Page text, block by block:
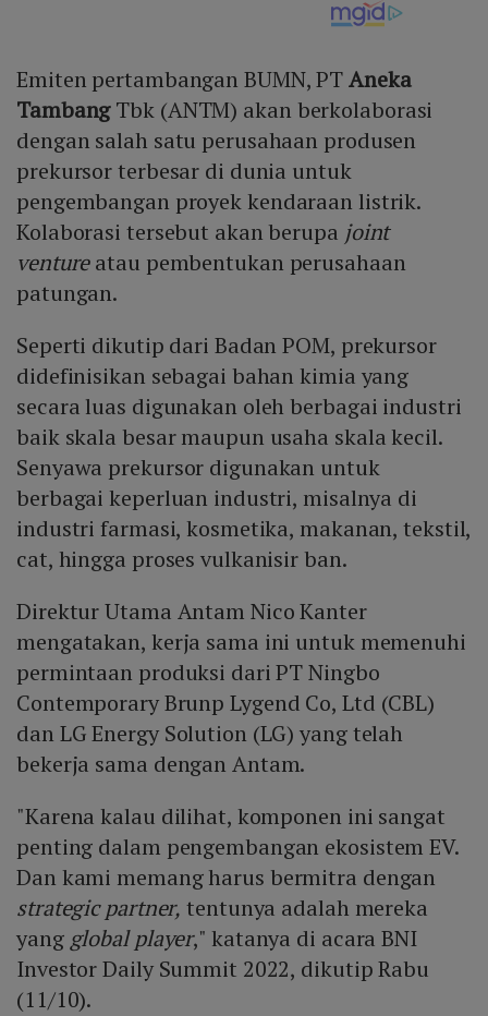
Emiten pertambangan BUMN, PTAneka
TambangTbk (ANTM) akan berkolaborasi
dengan salah satu perusahaan produsen
prekursor terbesar di dunia untuk
pengembangan proyek kendaraan listrik.
Kolaborasi tersebut akan berupa joint
ventureatau pembentukan perusahaan
patungan.
Seperti dikutip dari Badan POM, prekursor
didefinisikan sebagai bahan kimia yang
secara luas digunakan oleh berbagai industri
baik skala besar maupun usaha skala kecil.
Senyawa prekursor digunakan untuk
berbagai keperluan industri, misalnya di
industri farmasi, kosmetika, makanan, tekstil,
cat, hingga proses vulkanisir ban.
Direktur Utama Antam Nico Kanter
mengatakan, kerja sama ini untuk memenuhi
permintaan produksi dari PT Ningbo
Contemporary Brunp Lygend Co, Ltd (CBL)
dan LG Energy Solution (LG) yang telah
bekerja sama dengan Antam.
"Karena kalau dilihat, komponen ini sangat
penting dalam pengembangan ekosistem EV.
Dan kami memang harus bermitra dengan
strategic partner, tentunya adalah mereka
yangglobal player," katanya di acara BNI
Investor Daily Summit 2022, dikutip Rabu
(11/10).